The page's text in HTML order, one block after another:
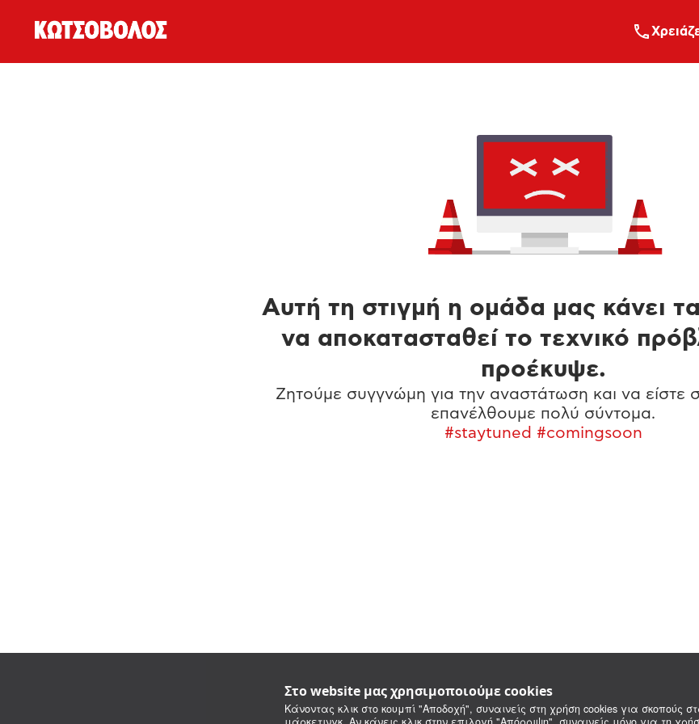
Στο website μας χρησιμοποιούμε cookies
Κάνοντας κλικ στο κουμπί "Αποδοχή", συναινείς στη χρήση cookies για σκοπούς
Αυτή τη στιγμή η ομάδα μας κάνει
να αποκατασταθεί το τεχνικό
προέκυψε.
Ζητούμε συγγνώμη για την αναστάτωση και να είστε
επανέλθουμε πολύ σύντομα.
#staytuned #comingsoon